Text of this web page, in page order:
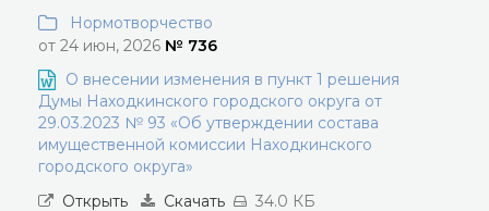
Нормотворчество
от 24 июн, 2026 № 736
О внесении изменения в пункт 1 решения
Думы Находкинского городского округа от
29.03.2023 № 93 «Об утверждении состава
имущественной комиссии Находкинского
городского округа»
Открыть
Скачать 34.0 КБ